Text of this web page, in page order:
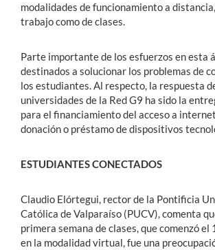
modalidades de funcionamiento a
trabajo como de clases.
Parte importante de los esfuerzos en esta
destinados a solucionar los problemas de
los estudiantes. Al respecto, la respuesta
universidades de la Red G9 ha sido la
para el financiamiento del acceso a
donación o préstamo de dispositivos
ESTUDIANTES CONECTADOS
Claudio Elórtegui, rector de la Pontificia
Católica de Valparaíso (PUCV), comenta
primera semana de clases, que comenzó el
en la modalidad virtual, fue una